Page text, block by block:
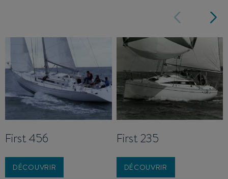
First 456
DÉCOUVRIR
First 235
DÉCOUVRIR